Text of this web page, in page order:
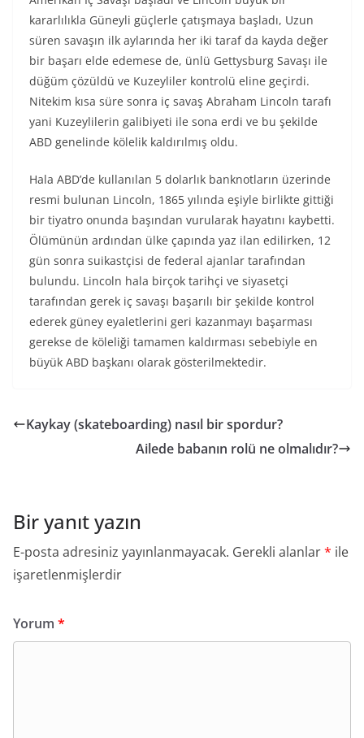
kararlılıkla Güneyli güçlerle çatışmaya başladı, Uzun
süren savaşın ilk aylarında her iki taraf da kayda değer
bir başarı elde edemese de, ünlü Gettysburg Savaşı ile
düğüm çözüldü ve Kuzeyliler kontrolü eline geçirdi.
Nitekim kısa süre sonra iç savaş Abraham Lincoln tarafı
yani Kuzeylilerin galibiyeti ile sona erdi ve bu şekilde
ABD genelinde kölelik kaldırılmış oldu.
Hala ABD’de kullanılan 5 dolarlık banknotların üzerinde
resmi bulunan Lincoln, 1865 yılında eşiyle birlikte gittiği
bir tiyatro onunda başından vurularak hayatını kaybetti.
Ölümünün ardından ülke çapında yaz ilan edilirken, 12
gün sonra suikastçisi de federal ajanlar tarafından
bulundu. Lincoln hala birçok tarihçi ve siyasetçi
tarafından gerek iç savaşı başarılı bir şekilde kontrol
ederek güney eyaletlerini geri kazanmayı başarması
gerekse de köleliği tamamen kaldırması sebebiyle en
büyük ABD başkanı olarak gösterilmektedir.
Kaykay (skateboarding) nasıl bir spordur?
Ailede babanın rolü ne olmalıdır?
Bir yanıt yazın
E-posta adresiniz yayınlanmayacak. Gerekli alanlar* ile
işaretlenmişlerdir
Yorum *